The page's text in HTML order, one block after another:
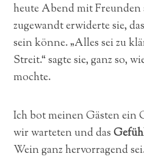
heute Abend mit
zugewandt erwiderte sie,
sein könne. „Alles sei zu
Streit.“ sagte sie, ganz so,
mochte.
Ich bot meinen Gästen ein
wir warteten und das
Wein ganz hervorragend